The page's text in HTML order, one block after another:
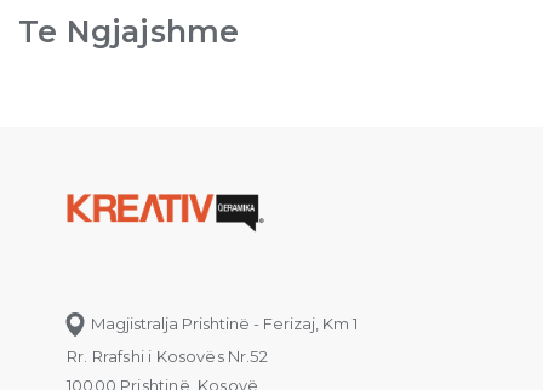
Te Ngjajshme
Magjistralja Prishtinë - Ferizaj, Km 1
Rr. Rrafshi i Kosovës Nr.52
10000 Prishtinë, Kosovë